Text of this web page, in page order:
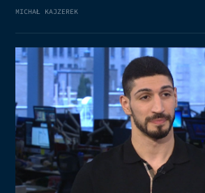
MICHAŁ KAJZEREK